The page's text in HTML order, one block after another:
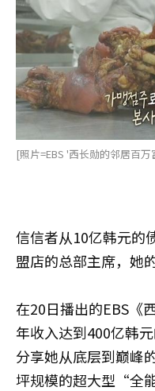
[照片=EBS '西长勋的邻居百万
信信者从10亿韩元的
盟店的总部主席，她
在20日播出的EBS《
年收入达到400亿韩
分享她从底层到巅峰
坪规模的超大型“全